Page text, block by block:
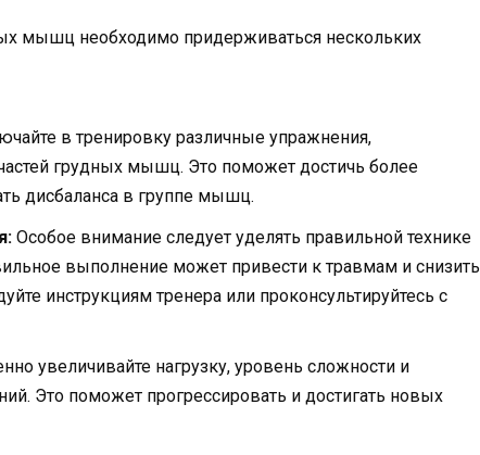
мышц необходимо придерживаться нескольких
в тренировку различные упражнения,
грудных мышц. Это поможет достичь более
дисбаланса в группе мышц.
Особое внимание следует уделять правильной технике
выполнение может привести к травмам и снизить
инструкциям тренера или проконсультируйтесь с
увеличивайте нагрузку, уровень сложности и
Это поможет прогрессировать и достигать новых